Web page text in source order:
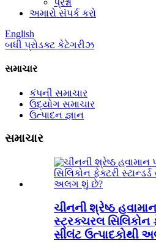
પ્રશ્નો
અમારો સંપર્ક કરો
English
બધી પ્રોડક્ટ કેટેગરીઝ
સમાચાર
કંપની સમાચાર
ઉદ્યોગ સમાચાર
ઉત્પાદન જ્ઞાન
સમાચાર
ચીનની શ્રેષ્ઠ
સ્ટ્રક્ચરલ સિલિકોન
સીલંટ ઉત્પાદકોથી